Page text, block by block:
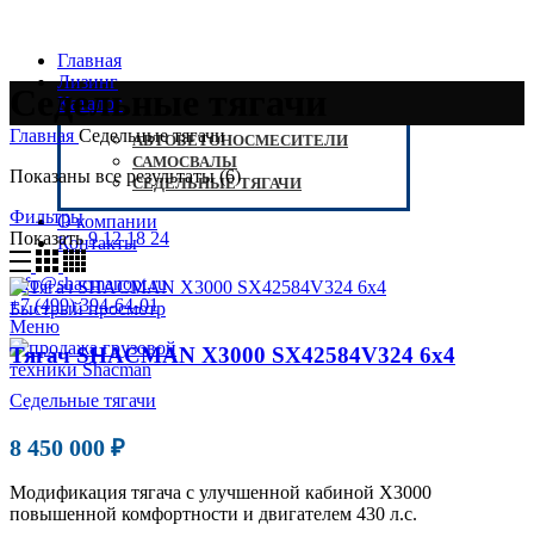
Главная
Лизинг
Каталог
АВТОБЕТОНОСМЕСИТЕЛИ
САМОСВАЛЫ
СЕДЕЛЬНЫЕ ТЯГАЧИ
О компании
Контакты
info@shacmanopt.ru
+7 (499) 394-64-01
Меню
Седельные тягачи
Главная Седельные тягачи
Показаны все результаты (6)
Фильтры
Показать91218 24
Быстрый просмотр
Тягач SHACMAN X3000 SX42584V324 6х4
Седельные тягачи
8 450 000 ₽
Модификация тягача с улучшенной кабиной Х3000
повышенной комфортности и двигателем 430 л.с.